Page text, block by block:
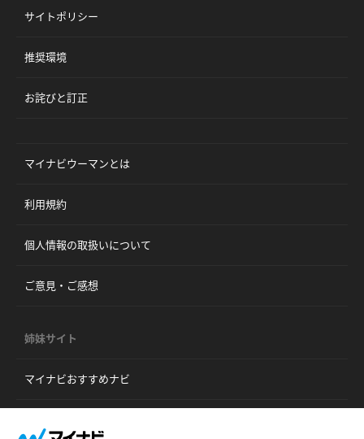
サイトポリシー
推奨環境
お詫びと訂正
マイナビウーマンとは
利用規約
個人情報の取扱いについて
ご意見・ご感想
姉妹サイト
マイナビおすすめナビ